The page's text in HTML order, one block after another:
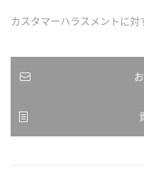
カスタマーハラスメントに対